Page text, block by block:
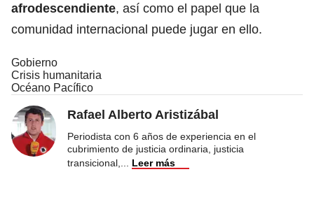
afrodescendiente, así como el papel que la
comunidad internacional puede jugar en ello.
Gobierno
Crisis humanitaria
Océano Pacífico
Rafael Alberto Aristizábal
Periodista con 6 años de experiencia en el
cubrimiento de justicia ordinaria, justicia
transicional,
Leer más